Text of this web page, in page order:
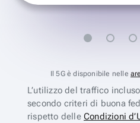
Il 5G è disponibile nelle
L’utilizzo del traffico
secondo criteri di buona
rispetto delle Condizioni